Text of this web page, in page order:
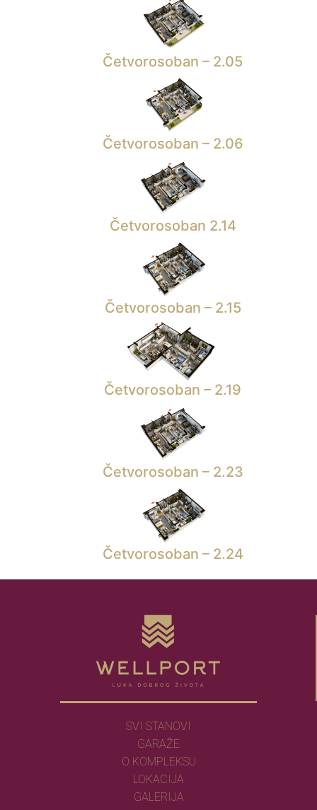
Četvorosoban – 2.05
Četvorosoban – 2.06
Četvorosoban 2.14
Četvorosoban – 2.15
Četvorosoban – 2.19
Četvorosoban – 2.23
Četvorosoban – 2.24
SVI STANOVI
GARAŽE
O KOMPLEKSU
LOKACIJA
GALERIJA